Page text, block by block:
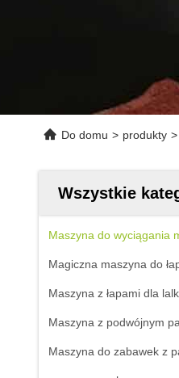
Do domu > produkty >
Wszystkie
Maszyna do wyciągania
Magiczna maszyna do
Maszyna z łapami dla
Maszyna z podwójnym
Maszyna do zabawek z